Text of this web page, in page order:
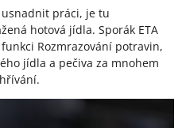
práci, je tu
hotová jídla. Sporák ETA
Rozmrazování potravin,
jídla a pečiva za mnohem